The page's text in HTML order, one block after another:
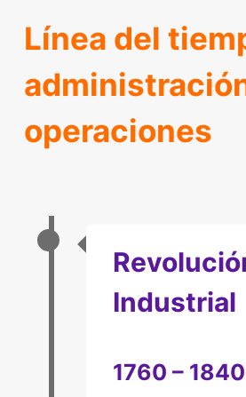
Línea del
operaciones
Industrial
1760 – 1840